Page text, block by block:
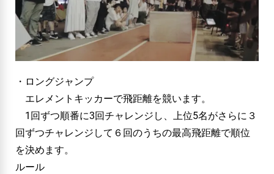
・ロングジャンプ
エレメントキッカーで飛距離を競います。
1回ずつ順番に3回チャレンジし、上位5名がさらに３
回ずつチャレンジして６回のうちの最高飛距離で順位
を決めます。
ルール